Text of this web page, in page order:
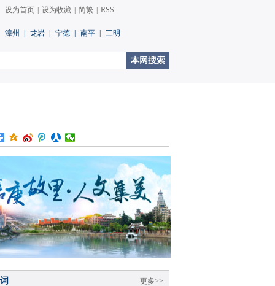
设为首页 设为收藏 简繁 RSS
漳州 龙岩 宁德 南平 三明
更多>>